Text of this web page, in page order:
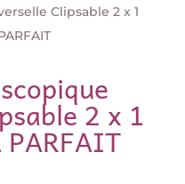
Clipsable 2 x 1
2 x 1
PARFAIT